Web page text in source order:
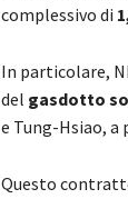
complessivo di
In particolare,
del gasdotto
e Tung-Hsiao,
Questo